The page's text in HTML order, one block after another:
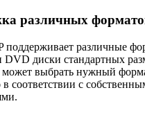
различных
поддерживает различные
DVD диски стандартных
может выбрать нужный
в соответствии с